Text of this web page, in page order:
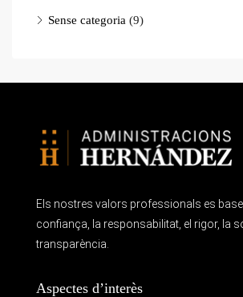
Sense categoria (9)
Els nostres valors professionals es
confiança, la responsabilitat, el rigor, la
transparència.
Aspectes d’interès